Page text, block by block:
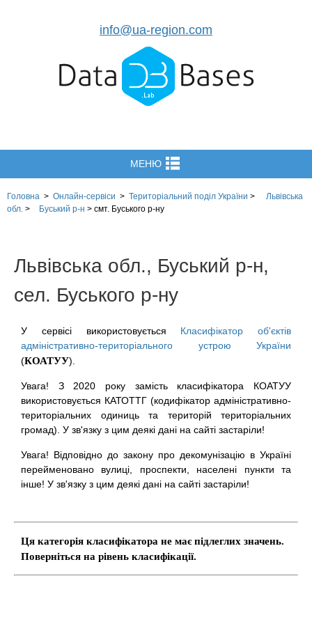
info@ua-region.com
МЕНЮ
Головна > Онлайн-сервіси > Територіальний поділ України >
Львівська
обл. > Буський р-н > смт. Буського р-ну
Львівська обл., Буський р-н,
сел. Буського р-ну
У сервісі використовується Класифікатор об'єктів
адміністративно-територіального устрою України
(КОАТУУ).
Увага! З 2020 року замість класифікатора КОАТУУ
використовується КАТОТТГ (кодифікатор адміністративно-
територіальних одиниць та територій територіальних
громад). У зв'язку з цим деякі дані на сайті застаріли!
Увага! Відповідно до закону про декомунізацію в Україні
перейменовано вулиці, проспекти, населені пункти та
інше! У зв'язку з цим деякі дані на сайті застаріли!
Ця категорія класифікатора не має підлеглих значень.
Поверніться на рівень класифікації.